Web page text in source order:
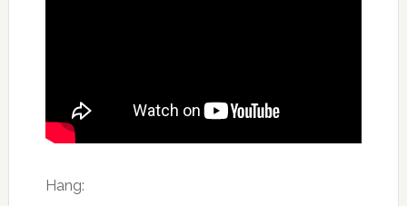
Hang: